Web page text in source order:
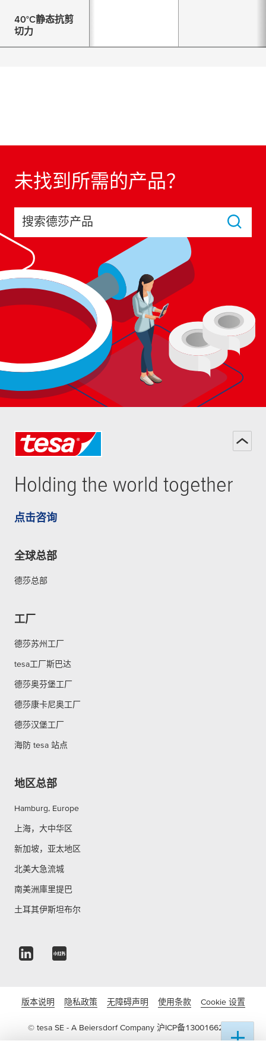
40°C静态抗剪
切力
未找到所需的产品？
搜索德莎产品
Holding the world together
点击咨询
全球总部
德莎总部
工厂
德莎苏州工厂
tesa工厂斯巴达
德莎奥芬堡工厂
德莎康卡尼奥工厂
德莎汉堡工厂
海防 tesa 站点
地区总部
Hamburg, Europe
上海，大中华区
新加坡，亚太地区
北美大急流城
南美洲庫里提巴
土耳其伊斯坦布尔
版本说明 隐私政策 无障碍声明 使用条款 Cookie 设置
© tesa SE - A Beiersdorf Company 沪ICP备13001662号-3